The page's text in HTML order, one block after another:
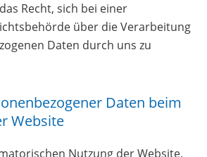
Recht, sich bei einer
über die Verarbeitung
Daten durch uns zu
Daten beim
Website
Nutzung der Website,